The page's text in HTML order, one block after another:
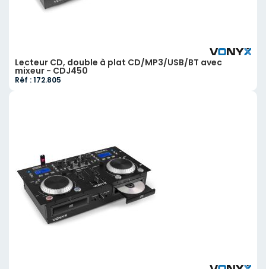
Lecteur CD, double à plat CD/MP3/USB/BT avec
mixeur - CDJ450
Réf : 172.805